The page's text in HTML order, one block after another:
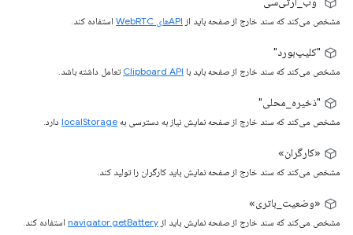
مشخص می‌کند که سند خارج از صفحه باید از APIهای WebRTC استفاده کند.
"کلیپ‌بورد"
مشخص می‌کند که سند خارج از صفحه باید با Clipboard API تعامل داشته باشد.
"ذخیره_محلی"
مشخص می‌کند که سند خارج از صفحه نمایش نیاز به دسترسی به localStorage دارد.
«کارگران»
مشخص می‌کند که سند خارج از صفحه نمایش باید کارگران را تولید کند.
«وضعیت_باتری»
مشخص می‌کند که سند خارج از صفحه نمایش باید از navigator.getBattery استفاده کند.